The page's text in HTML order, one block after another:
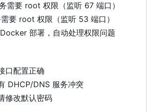
需要 root 权限（监听 67 端口）
要 root 权限（监听 53 端口）
部署，自动处理权限问题
口配置正确
DHCP/DNS 服务冲突
修改默认密码